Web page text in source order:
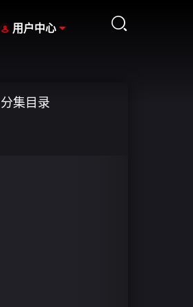

 用户中心
分集目录